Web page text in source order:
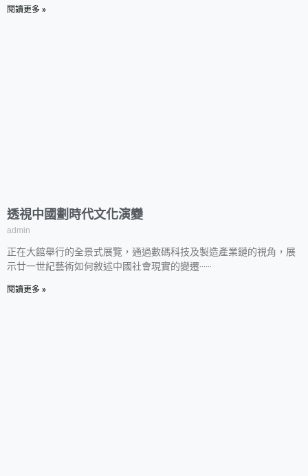
閱讀更多 »
透視中國劃時代文化演變
admin
正在大館舉行的全景式展覽，通過數碼科技及製造產業鏈的視角，展
示廿一世紀藝術如何敘述中國社會現實的變遷‧‧‧‧‧‧
閱讀更多 »